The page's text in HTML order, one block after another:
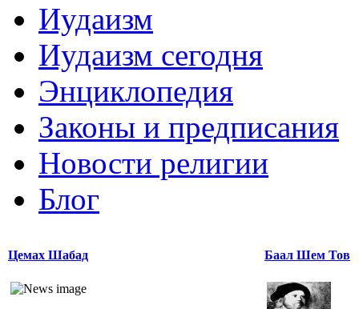
Иудаизм
Иудаизм сегодня
Энциклопедия
Законы и предписания
Новости религии
Блог
Цемах Шабад Баал Шем Тов